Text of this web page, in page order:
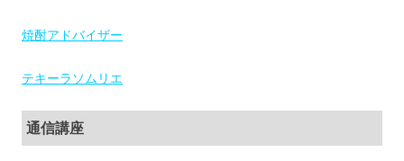
焼酎アドバイザー
テキーラソムリエ
通信講座